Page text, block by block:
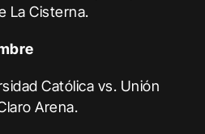
La Cisterna.
Católica vs. Unión
Arena.